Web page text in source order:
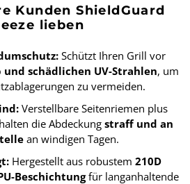
Kunden ShieldGuard
lieben
Schützt Ihren Grill vor
und schädlichen UV-Strahlen, um
zu vermeiden.
Verstellbare Seitenriemen plus
die Abdeckung straff und an
an windigen Tagen.
Hergestellt aus robustem 210D
Beschichtungfür langanhaltende